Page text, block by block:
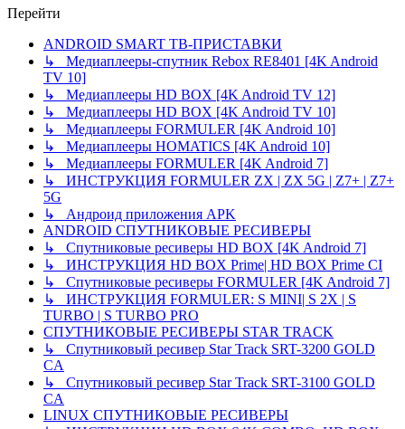
Перейти
ANDROID SMART ТВ-ПРИСТАВКИ
↳ Медиаплееры-спутник Rebox RE8401 [4K Android
TV 10]
↳ Медиаплееры HD BOX [4K Android TV 12]
↳ Медиаплееры HD BOX [4K Android TV 10]
↳ Медиаплееры FORMULER [4K Android 10]
↳ Медиаплееры HOMATICS [4K Android 10]
↳ Медиаплееры FORMULER [4K Android 7]
↳ ИНСТРУКЦИЯ FORMULER ZX | ZX 5G | Z7+ | Z7+
5G
↳ Андроид приложения APK
ANDROID СПУТНИКОВЫЕ РЕСИВЕРЫ
↳ Спутниковые ресиверы HD BOX [4K Android 7]
↳ ИНСТРУКЦИЯ HD BOX Prime| HD BOX Prime CI
↳ Спутниковые ресиверы FORMULER [4K Android 7]
↳ ИНСТРУКЦИЯ FORMULER: S MINI| S 2X | S
TURBO | S TURBO PRO
СПУТНИКОВЫЕ РЕСИВЕРЫ STAR TRACK
↳ Спутниковый ресивер Star Track SRT-3200 GOLD
CA
↳ Спутниковый ресивер Star Track SRT-3100 GOLD
CA
LINUX СПУТНИКОВЫЕ РЕСИВЕРЫ